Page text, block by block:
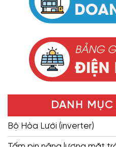
DANH
Bộ Hòa Lưới (inverter)